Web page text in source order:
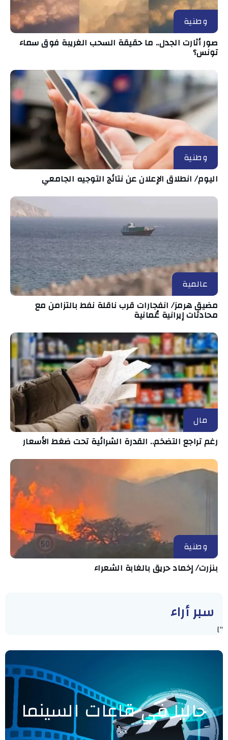
وطنية
صور أثارت الجدل.. ما حقيقة السحب الغريبة فوق سماء
تونس؟
وطنية
اليوم/ انطلاق الإعلان عن نتائج التوجيه الجامعي
عالمية
مضيق هرمز/ انفجارات قرب ناقلة نفط بالتزامن مع
محادثات إيرانية عُمانية
مال
رغم تراجع التضخم.. القدرة الشرائية تحت ضغط الأسعار
وطنية
بنزرت/ إخماد حريق بالغابة الشعراء
سبر أراء
"]
حاليا في قاعات السينما